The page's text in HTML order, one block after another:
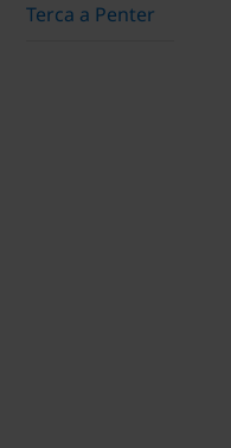
Terca a Penter